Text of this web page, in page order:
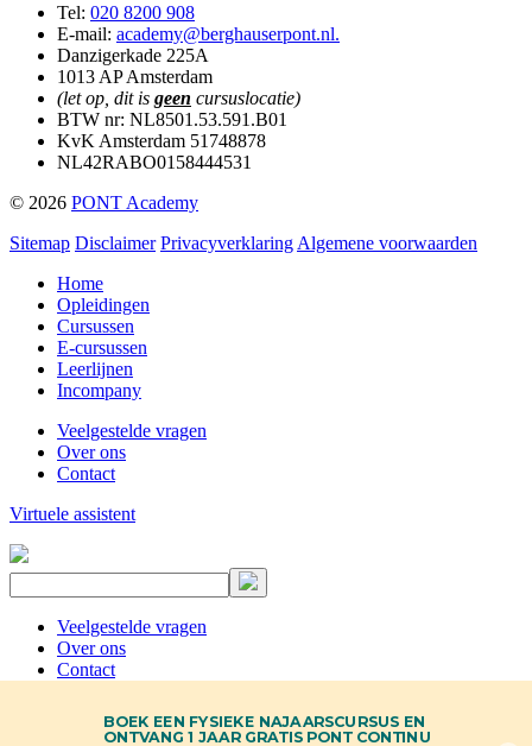
Tel: 020 8200 908
E-mail: academy@berghauserpont.nl.
Danzigerkade 225A
1013 AP Amsterdam
(let op, dit is geen cursuslocatie)
BTW nr: NL8501.53.591.B01
KvK Amsterdam 51748878
NL42RABO0158444531
© 2026 PONT Academy
Sitemap Disclaimer Privacyverklaring Algemene voorwaarden
Home
Opleidingen
Cursussen
E-cursussen
Leerlijnen
Incompany
Veelgestelde vragen
Over ons
Contact
Virtuele assistent
Veelgestelde vragen
Over ons
Contact